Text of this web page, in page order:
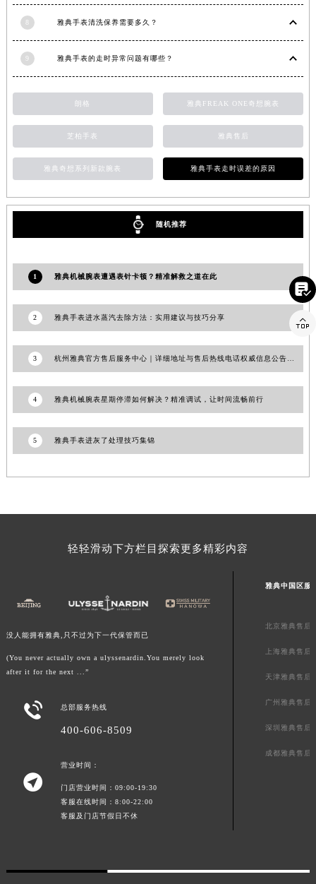
8 雅典手表清洗保养需要多久？
9 雅典手表的走时异常问题有哪些？
朗格 雅典FREAK ONE奇想腕表
芝柏手表 雅典售后
雅典奇想系列新款腕表 雅典手表走时误差的原因
随机推荐
1 雅典机械腕表遭遇表针卡顿？精准解救之道在此
2 雅典手表进水蒸汽去除方法：实用建议与技巧分享
3
4 雅典机械腕表星期停滞如何解决？精准调试，让时间流畅前行
5 雅典手表进灰了处理技巧集锦
轻轻滑动下方栏目探索更多精彩内容
没人能拥有雅典,只不过为下一代保管而已
(You never actually own a ulyssenardin.You merely look
after it for the next ...”
 总部服务热线
400-606-8509

营业时间：
门店营业时间：09:00-19:30
客服在线时间：8:00-22:00
客服及门店节假日不休
雅典中国区服
北京雅典售后
上海雅典售后
天津雅典售后
广州雅典售后
深圳雅典售后
成都雅典售后

